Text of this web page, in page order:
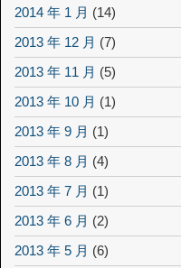
2014 年 1 月 (14)
2013 年 12 月 (7)
2013 年 11 月 (5)
2013 年 10 月 (1)
2013 年 9 月 (1)
2013 年 8 月 (4)
2013 年 7 月 (1)
2013 年 6 月 (2)
2013 年 5 月 (6)